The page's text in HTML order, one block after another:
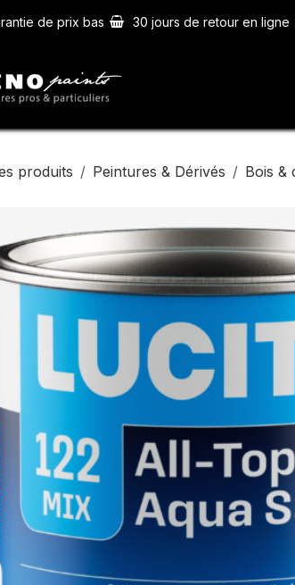
de prix bas 30 jours de retour en ligne
produits Peintures & Dérivés Bois &